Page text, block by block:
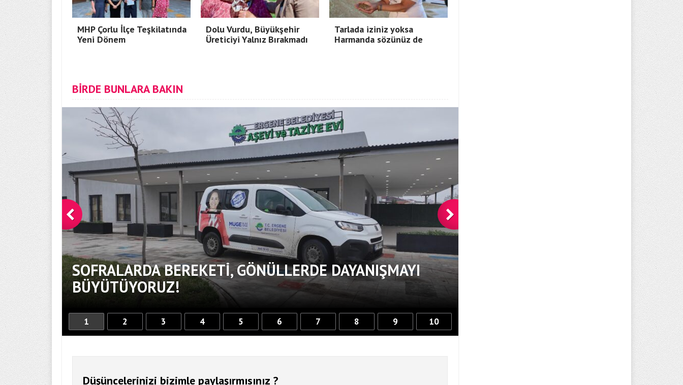
MHP Çorlu İlçe Teşkilatında
Yeni Dönem
Dolu Vurdu, Büyükşehir
Üreticiyi Yalnız Bırakmadı
Tarlada iziniz yoksa
Harmanda sözünüz de
BİRDE BUNLARA BAKIN
SOFRALARDA BEREKETİ, GÖNÜLLERDE DAYANIŞMAYI
BÜYÜTÜYORUZ!
250 BİN ÖĞÜN, BİNLERCE
1 2 3 4 5 6 7 8 9 10
Düşüncelerinizi bizimle paylaşırmısınız ?